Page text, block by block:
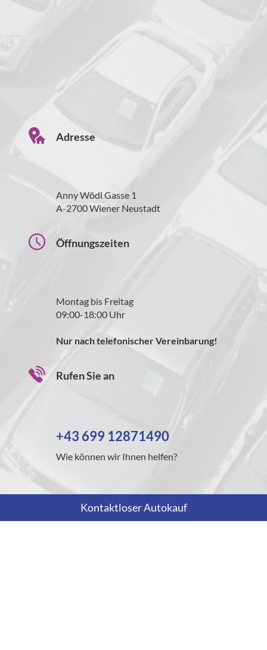
Kontaktloser Autokauf
Adresse
Anny Wödl Gasse 1
A-2700 Wiener Neustadt
Öffnungszeiten
Montag bis Freitag
09:00-18:00 Uhr
Nur nach telefonischer Vereinbarung!
Rufen Sie an
+43 699 12871490
Wie können wir Ihnen helfen?